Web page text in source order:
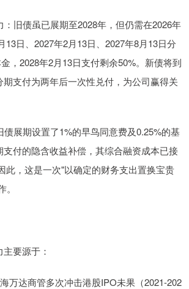
：旧债虽已展期至2028年，但仍需在2026年
13日、2027年2月13日、2027年8月13日分
，2028年2月13日支付剩余50%。新债将到
支付为两年后一次性兑付，为公司赢得关
展期设置了1%的早鸟同意费及0.25%的基
付的隐含收益补偿，其综合融资成本已接
此，这是一次"以确定的财务支出置换宝贵
要源于：
万达商管多次冲击港股IPO未果（2021‑202